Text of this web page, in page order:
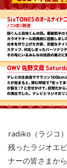
radiko（ラジコ
残ったラジオエ
ナーの皆さまか